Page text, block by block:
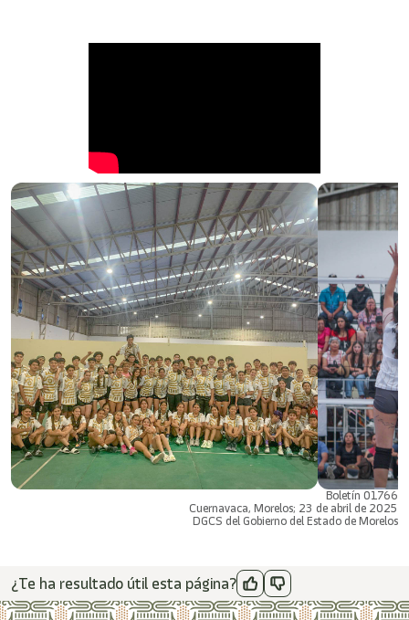
Boletín 01766
Cuernavaca, Morelos; 23 de abril de 2025
DGCS del Gobierno del Estado de Morelos
¿Te ha resultado útil esta página?